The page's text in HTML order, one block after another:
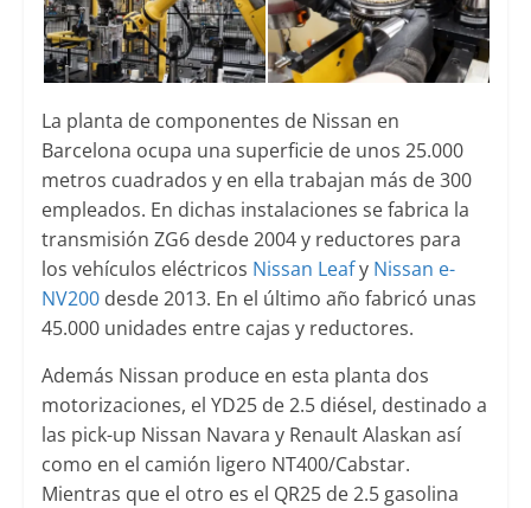
La planta de componentes de Nissan en
Barcelona ocupa una superficie de unos 25.000
metros cuadrados y en ella trabajan más de 300
empleados. En dichas instalaciones se fabrica la
transmisión ZG6 desde 2004 y reductores para
los vehículos eléctricos Nissan Leafy Nissan e-
NV200desde 2013. En el último año fabricó unas
45.000 unidades entre cajas y reductores.
Además Nissan produce en esta planta dos
motorizaciones, el YD25 de 2.5 diésel, destinado a
las pick-up Nissan Navara y Renault Alaskan así
como en el camión ligero NT400/Cabstar.
Mientras que el otro es el QR25 de 2.5 gasolina